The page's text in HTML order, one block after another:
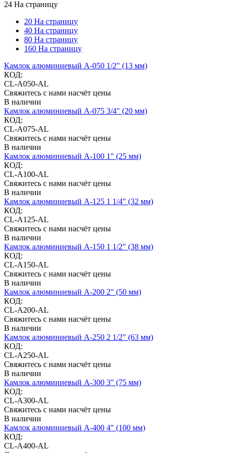
24 На страницу
20 На страницу
40 На страницу
80 На страницу
160 На страницу
Камлок алюминиевый A-050 1/2" (13 мм)
КОД:
CL-A050-AL
Свяжитесь с нами насчёт цены
В наличии
Камлок алюминиевый A-075 3/4" (20 мм)
КОД:
CL-A075-AL
Свяжитесь с нами насчёт цены
В наличии
Камлок алюминиевый A-100 1" (25 мм)
КОД:
CL-A100-AL
Свяжитесь с нами насчёт цены
В наличии
Камлок алюминиевый A-125 1 1/4" (32 мм)
КОД:
CL-A125-AL
Свяжитесь с нами насчёт цены
В наличии
Камлок алюминиевый A-150 1 1/2" (38 мм)
КОД:
CL-A150-AL
Свяжитесь с нами насчёт цены
В наличии
Камлок алюминиевый A-200 2" (50 мм)
КОД:
CL-A200-AL
Свяжитесь с нами насчёт цены
В наличии
Камлок алюминиевый A-250 2 1/2" (63 мм)
КОД:
CL-A250-AL
Свяжитесь с нами насчёт цены
В наличии
Камлок алюминиевый A-300 3" (75 мм)
КОД:
CL-A300-AL
Свяжитесь с нами насчёт цены
В наличии
Камлок алюминиевый A-400 4" (100 мм)
КОД:
CL-A400-AL